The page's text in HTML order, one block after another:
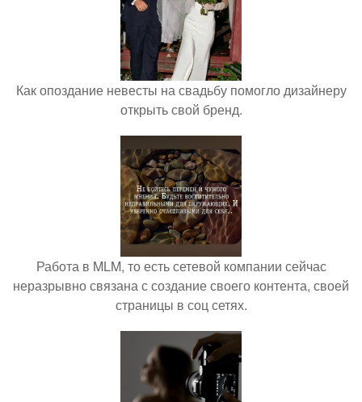
Как опоздание невесты на свадьбу помогло дизайнеру
открыть свой бренд.
Работа в MLM, то есть сетевой компании сейчас
неразрывно связана с создание своего контента, своей
страницы в соц сетях.